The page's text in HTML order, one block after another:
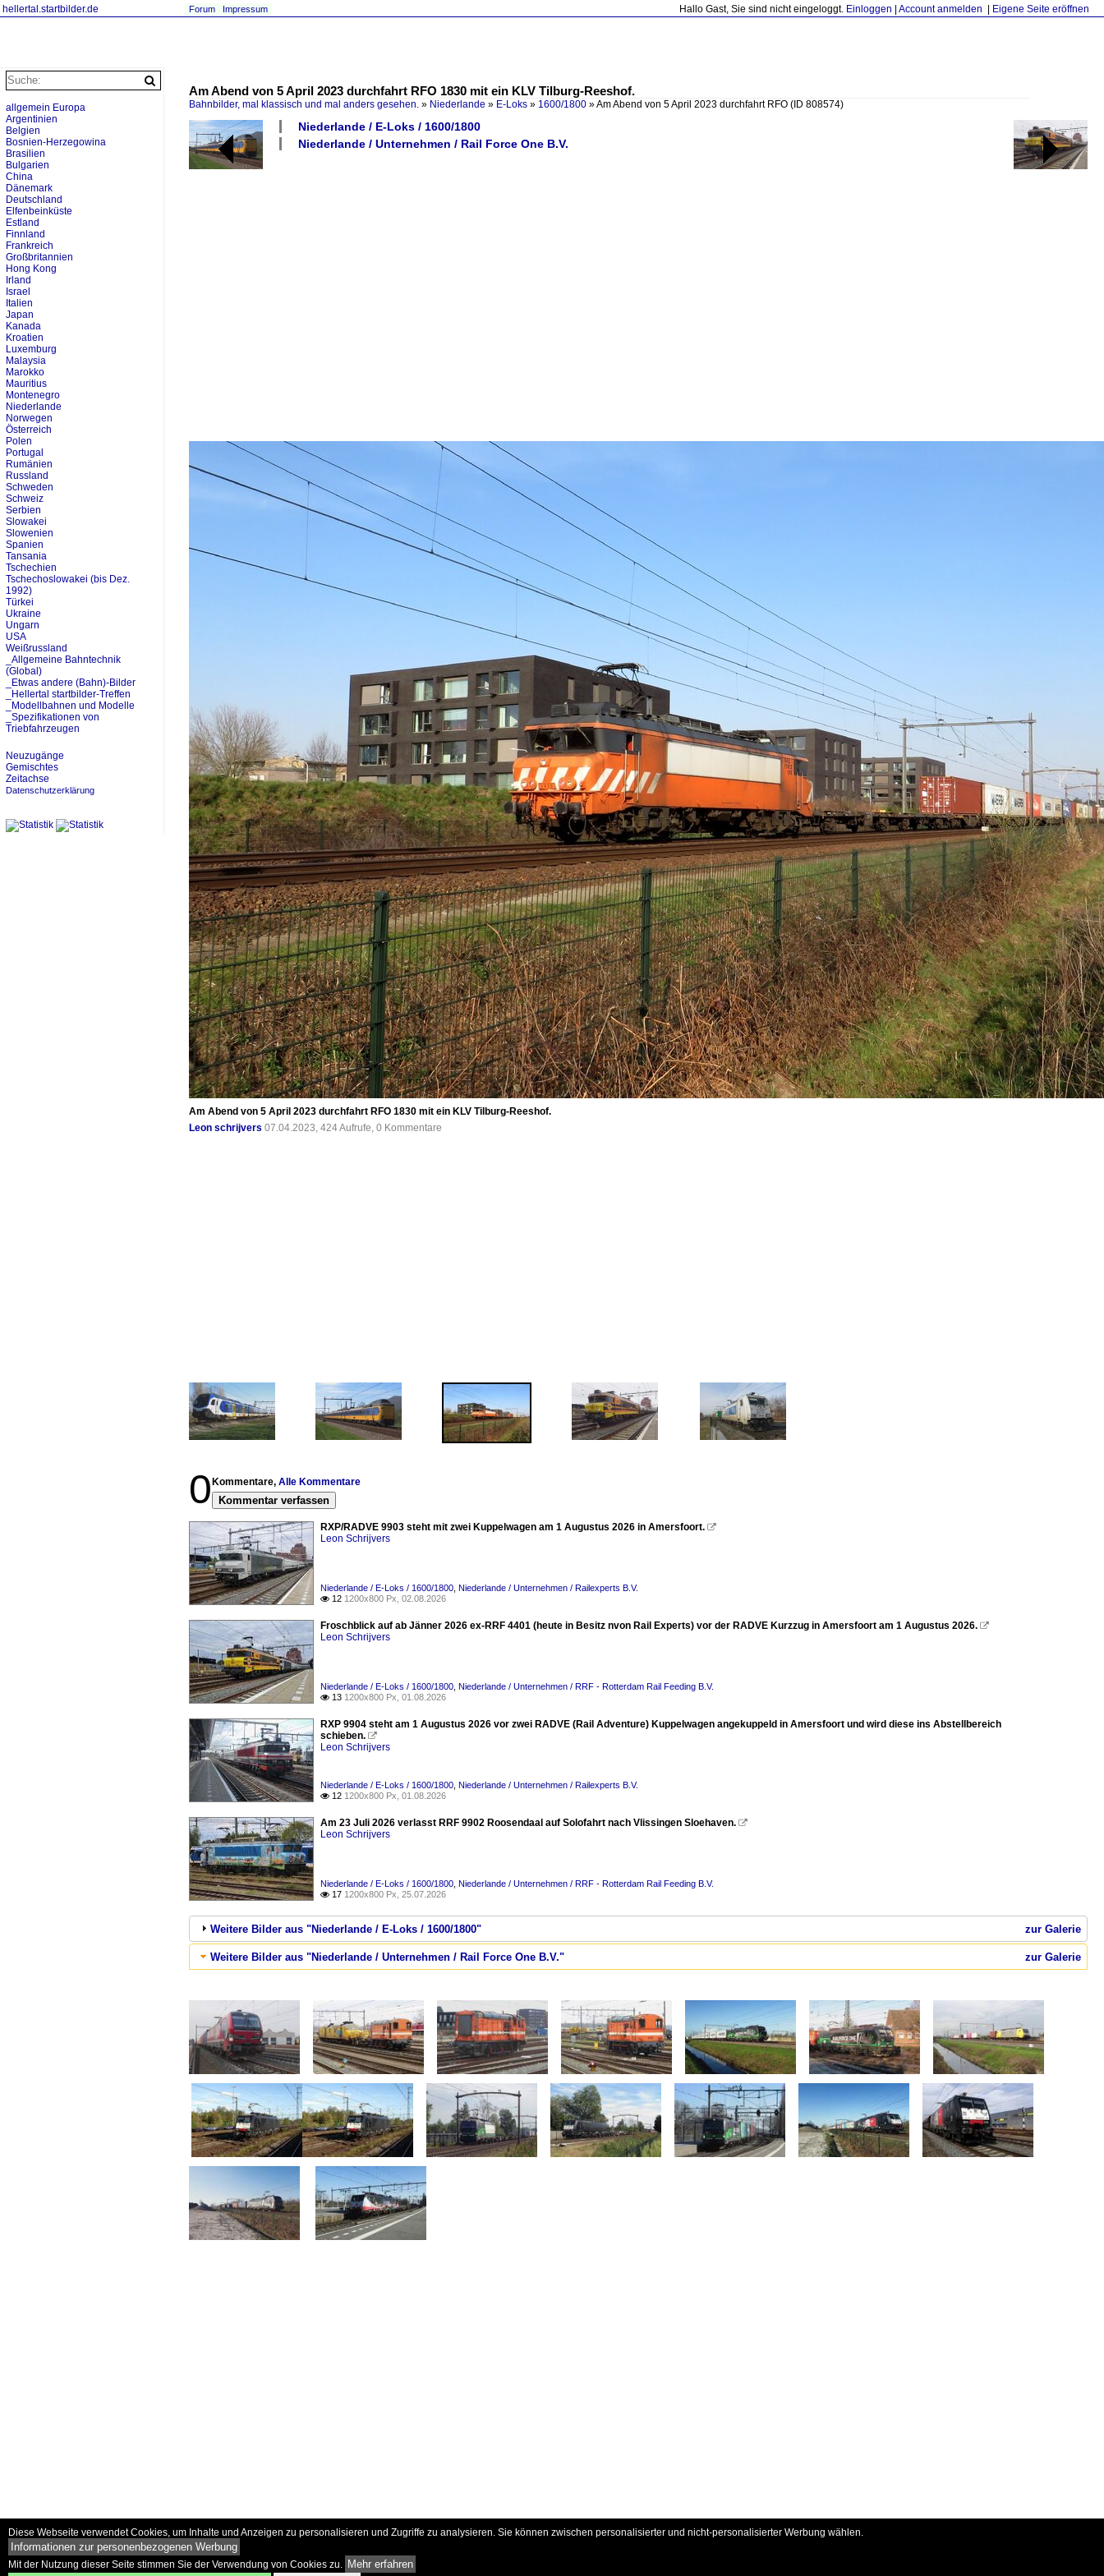
hellertal.startbilder.de Hallo Gast, Sie sind nicht eingeloggt. Einloggen Account anmelden Eigene Seite eröffnen
Forum Impressum
Am Abend von 5 April 2023 durchfahrt RFO 1830 mit ein KLV Tilburg-Reeshof.
Bahnbilder, mal klassisch und mal anders gesehen. » Niederlande » E-Loks » 1600/1800 »Am Abend von 5 April 2023 durchfahrt RFO (ID 808574)
Niederlande / E-Loks / 1600/1800
Niederlande / Unternehmen / Rail Force One B.V.
Am Abend von 5 April 2023 durchfahrt RFO 1830 mit ein KLV Tilburg-Reeshof.
Leon schrijvers 07.04.2023, 424 Aufrufe, 0 Kommentare
0 Kommentare, Alle Kommentare
Kommentar verfassen
RXP/RADVE 9903 steht mit zwei Kuppelwagen am 1 Augustus 2026 in Amersfoort. 
Leon Schrijvers
Niederlande / E-Loks / 1600/1800 Niederlande / Unternehmen / Railexperts B.V.
 12 1200x800 Px, 02.08.2026
Froschblick auf ab Jänner 2026 ex-RRF 4401 (heute in Besitz nvon Rail Experts) vor der RADVE Kurzzug in Amersfoort am 1 Augustus 2026. 
Leon Schrijvers
Niederlande / E-Loks / 1600/1800 Niederlande / Unternehmen / RRF - Rotterdam Rail Feeding B.V.
 13 1200x800 Px, 01.08.2026
RXP 9904 steht am 1 Augustus 2026 vor zwei RADVE (Rail Adventure) Kuppelwagen angekuppeld in Amersfoort und wird diese ins Abstellbereich
schieben. 
Leon Schrijvers
Niederlande / E-Loks / 1600/1800 Niederlande / Unternehmen / Railexperts B.V.
 12 1200x800 Px, 01.08.2026
Am 23 Juli 2026 verlasst RRF 9902 Roosendaal auf Solofahrt nach Vlissingen Sloehaven. 
Leon Schrijvers
Niederlande / E-Loks / 1600/1800 Niederlande / Unternehmen / RRF - Rotterdam Rail Feeding B.V.
 17 1200x800 Px, 25.07.2026
zur Galerie
Weitere Bilder aus "Niederlande / E-Loks / 1600/1800"
zur Galerie
Weitere Bilder aus "Niederlande / Unternehmen / Rail Force One B.V."
allgemein Europa
Argentinien
Belgien
Bosnien-Herzegowina
Brasilien
Bulgarien
China
Dänemark
Deutschland
Elfenbeinküste
Estland
Finnland
Frankreich
Großbritannien
Hong Kong
Irland
Israel
Italien
Japan
Kanada
Kroatien
Luxemburg
Malaysia
Marokko
Mauritius
Montenegro
Niederlande
Norwegen
Österreich
Polen
Portugal
Rumänien
Russland
Schweden
Schweiz
Serbien
Slowakei
Slowenien
Spanien
Tansania
Tschechien
Tschechoslowakei (bis Dez.
1992)
Türkei
Ukraine
Ungarn
USA
Weißrussland
_Allgemeine Bahntechnik
(Global)
_Etwas andere (Bahn)-Bilder
_Hellertal startbilder-Treffen
_Modellbahnen und Modelle
_Spezifikationen von
Triebfahrzeugen
Neuzugänge
Gemischtes
Zeitachse
Datenschutzerklärung
Diese Webseite verwendet Cookies, um Inhalte und Anzeigen zu personalisieren und Zugriffe zu analysieren. Sie können zwischen personalisierter und nicht-personalisierter Werbung wählen.
Informationen zur personenbezogenen Werbung
Mit der Nutzung dieser Seite stimmen Sie der Verwendung von Cookies zu. Mehr erfahren